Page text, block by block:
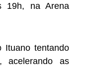
19h, na Arena
Ituano tentando
acelerando as